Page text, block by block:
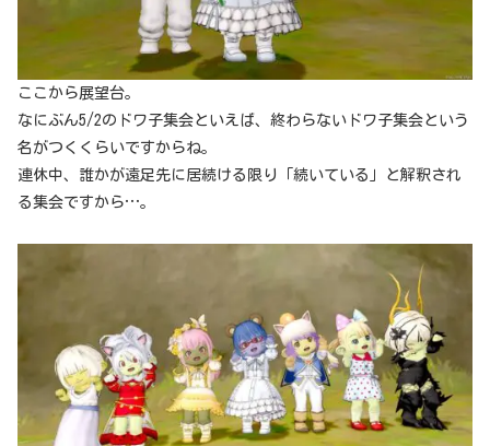
ここから展望台。
なにぶん5/2のドワ子集会といえば、終わらないドワ子集会という
名がつくくらいですからね。
連休中、誰かが遠足先に居続ける限り「続いている」と解釈され
る集会ですから…。